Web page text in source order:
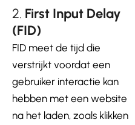
2. First Input Delay
(FID)
FID meet de tijd die
verstrijkt voordat een
gebruiker interactie kan
hebben met een website
na het laden, zoals klikken